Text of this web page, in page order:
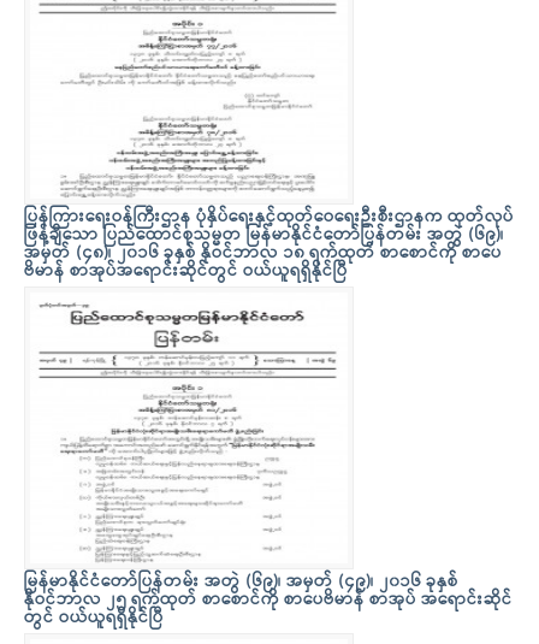
ပြန်ကြားရေးဝန်ကြီးဌာန ပုံနှိပ်ရေးနှင့်ထုတ်ဝေရေးဦးစီးဌာနက ထုတ်လုပ်
ဖြန့်ချိသော ပြည်ထောင်စုသမ္မတ မြန်မာနိုင်ငံတော်ပြန်တမ်း အတွဲ (၆၉)၊
အမှတ် (၄၈)၊ ၂၀၁၆ ခုနှစ် နိုဝင်ဘာလ ၁၈ ရက်ထုတ် စာစောင်ကို စာပေ
ဗိမာန် စာအုပ်အရောင်းဆိုင်တွင် ဝယ်ယူရရှိနိုင်ပြီ
မြန်မာနိုင်ငံတော်ပြန်တမ်း အတွဲ (၆၉)၊ အမှတ် (၄၉)၊ ၂၀၁၆ ခုနှစ်
နိုဝင်ဘာလ ၂၅ ရက်ထုတ် စာစောင်ကို စာပေဗိမာန် စာအုပ် အရောင်းဆိုင်
တွင် ဝယ်ယူရရှိနိုင်ပြီ